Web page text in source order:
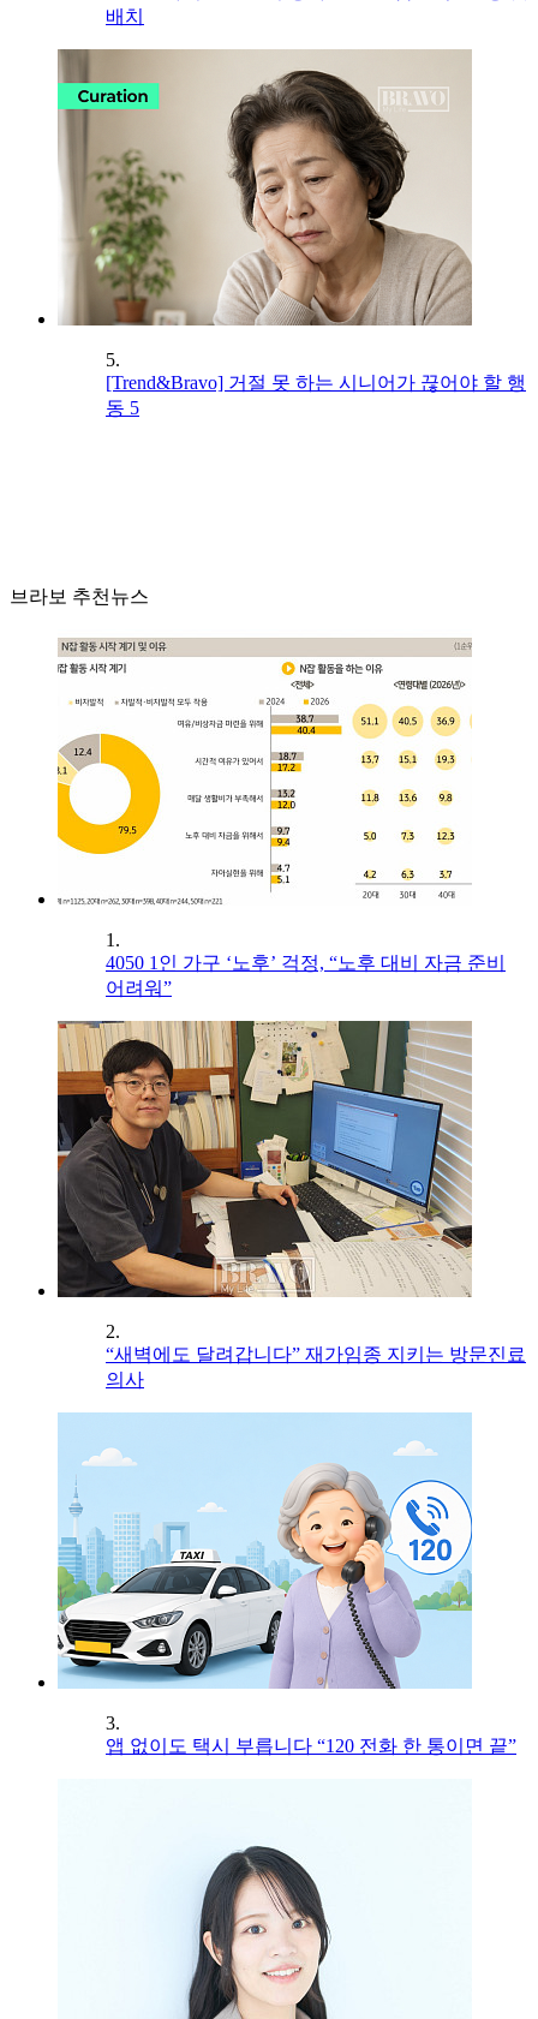
배치
5.
[Trend&Bravo] 거절 못 하는 시니어가 끊어야 할 행
동 5
브라보 추천뉴스
1.
4050 1인 가구 ‘노후’ 걱정, “노후 대비 자금 준비
어려워”
2.
“새벽에도 달려갑니다” 재가임종 지키는 방문진료
의사
3.
앱 없이도 택시 부릅니다 “120 전화 한 통이면 끝”